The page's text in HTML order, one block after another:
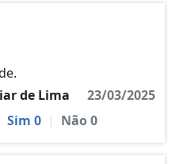
de Lima
23/03/2025
Sim 0 | Não0